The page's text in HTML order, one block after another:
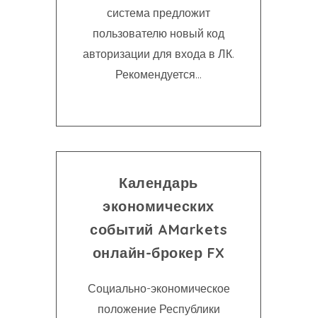
система предложит
пользователю новый код
авторизации для входа в ЛК.
Рекомендуется...
Календарь
экономических
событий AMarkets
онлайн-брокер FX
Социально-экономическое
положение Республики